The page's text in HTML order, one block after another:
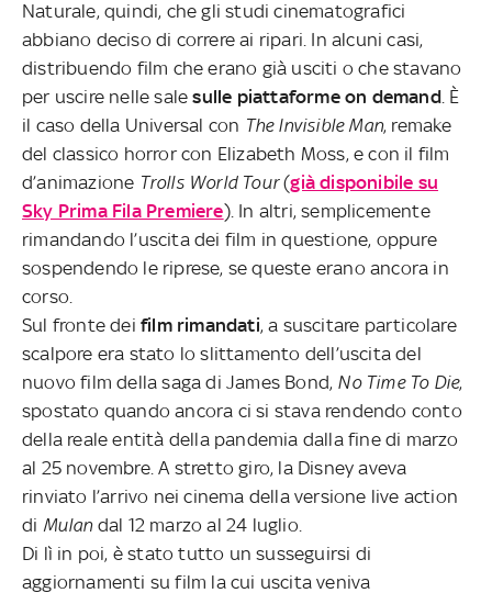
Naturale, quindi, che gli studi cinematografici
abbiano deciso di correre ai ripari. In alcuni casi,
distribuendo film che erano già usciti o che stavano
per uscire nelle salesulle piattaforme on demand. È
il caso della Universal con The Invisible Man, remake
del classico horror con Elizabeth Moss, e con il film
d’animazione Trolls World Tour(già disponibile su
Sky Prima Fila Premiere). In altri, semplicemente
rimandando l’uscita dei film in questione, oppure
sospendendo le riprese, se queste erano ancora in
corso.
Sul fronte dei film rimandati, a suscitare particolare
scalpore era stato lo slittamento dell’uscita del
nuovo film della saga di James Bond, No Time To Die,
spostato quando ancora ci si stava rendendo conto
della reale entità della pandemia dalla fine di marzo
al 25 novembre. A stretto giro, la Disney aveva
rinviato l’arrivo nei cinema della versione live action
di Mulandal 12 marzo al 24 luglio.
Di lì in poi, è stato tutto un susseguirsi di
aggiornamenti su film la cui uscita veniva